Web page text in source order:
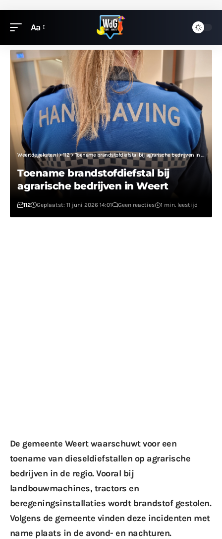
Aa
Weertdegekste.nl>112>Toename brandstofdiefstal bij agrarische bedrijven in Weert
Toename brandstofdiefstal bij
agrarische bedrijven in Weert
112 Geplaatst: 11 juni 2026 14:01 Geen reacties 1 min. leestijd
De gemeente Weert waarschuwt voor een
toename van dieseldiefstallen op agrarische
bedrijven in de regio. Vooral bij
landbouwmachines, tractors en
beregeningsinstallaties wordt brandstof gestolen.
Volgens de gemeente vinden deze incidenten met
name plaats in de avond- en nachturen.